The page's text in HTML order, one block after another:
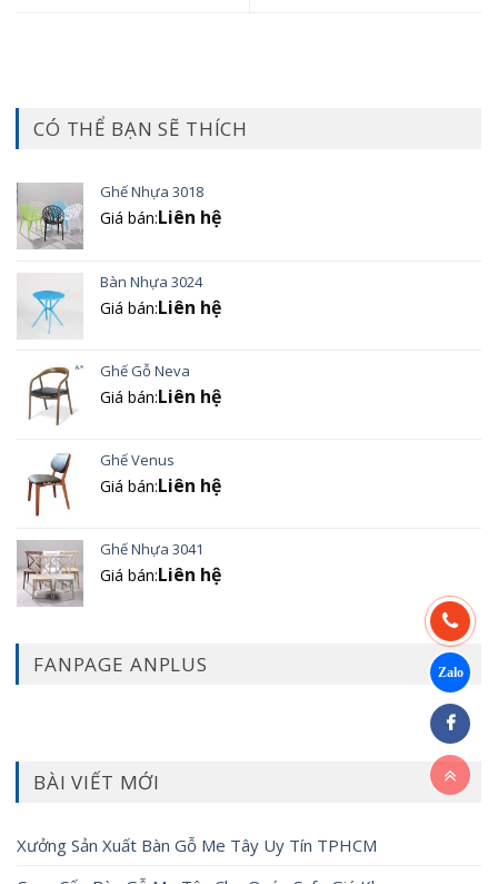
CÓ THỂ BẠN SẼ THÍCH
Ghế Nhựa 3018
Giá bán:Liên hệ
Bàn Nhựa 3024
Giá bán:Liên hệ
Ghế Gỗ Neva
Giá bán:Liên hệ
Ghế Venus
Giá bán:Liên hệ
Ghế Nhựa 3041
Giá bán:Liên hệ
FANPAGE ANPLUS
BÀI VIẾT MỚI
Xưởng Sản Xuất Bàn Gỗ Me Tây Uy Tín TPHCM